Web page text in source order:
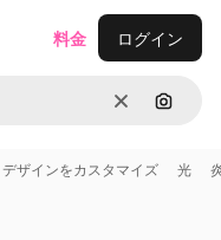
消去 画像で
料金 ログイン
デザインをカスタマイズ 光